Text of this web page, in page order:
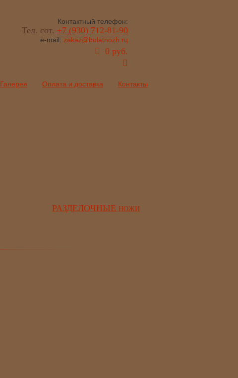
Контактный телефон:
Тел. сот. +7 (930) 712-81-90
e-mail: zakaz@bulatnozh.ru
0 руб.
Галерея Оплата и доставка Контакты
РАЗДЕЛОЧНЫЕ НОЖИ